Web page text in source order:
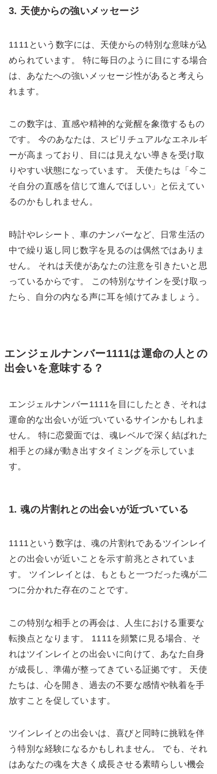
3. 天使からの強いメッセージ
1111という数字には、天使からの特別な意味が込
められています。 特に毎日のように目にする場合
は、あなたへの強いメッセージ性があると考えら
れます。
この数字は、直感や精神的な覚醒を象徴するもの
です。 今のあなたは、スピリチュアルなエネルギ
ーが高まっており、目には見えない導きを受け取
りやすい状態になっています。 天使たちは「今こ
そ自分の直感を信じて進んでほしい」と伝えてい
るのかもしれません。
時計やレシート、車のナンバーなど、日常生活の
中で繰り返し同じ数字を見るのは偶然ではありま
せん。 それは天使があなたの注意を引きたいと思
っているからです。 この特別なサインを受け取っ
たら、自分の内なる声に耳を傾けてみましょう。
エンジェルナンバー1111は運命の人との
出会いを意味する？
エンジェルナンバー1111を目にしたとき、それは
運命的な出会いが近づいているサインかもしれま
せん。 特に恋愛面では、魂レベルで深く結ばれた
相手との縁が動き出すタイミングを示していま
す。
1. 魂の片割れとの出会いが近づいている
1111という数字は、魂の片割れであるツインレイ
との出会いが近いことを示す前兆とされていま
す。 ツインレイとは、もともと一つだった魂が二
つに分かれた存在のことです。
この特別な相手との再会は、人生における重要な
転換点となります。 1111を頻繁に見る場合、そ
れはツインレイとの出会いに向けて、あなた自身
が成長し、準備が整ってきている証拠です。 天使
たちは、心を開き、過去の不要な感情や執着を手
放すことを促しています。
ツインレイとの出会いは、喜びと同時に挑戦を伴
う特別な経験になるかもしれません。 でも、それ
はあなたの魂を大きく成長させる素晴らしい機会